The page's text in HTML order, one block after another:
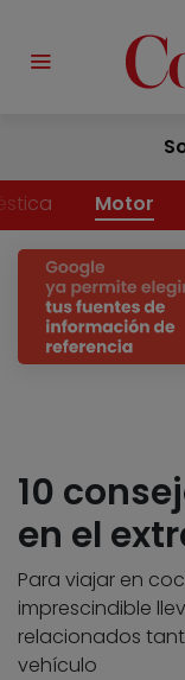
Motor
10
en el
Para viajar en
imprescindible
relacionados
vehículo